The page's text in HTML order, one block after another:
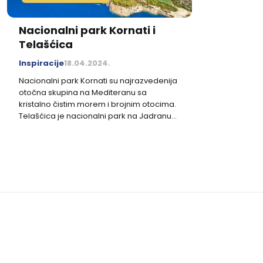
Nacionalni park Kornati i
Telašćica
Inspiracije18.04.2024.
Nacionalni park Kornati su najrazvedenija
otočna skupina na Mediteranu sa
kristalno čistim morem i brojnim otocima.
Telašćica je nacionalni park na Jadranu